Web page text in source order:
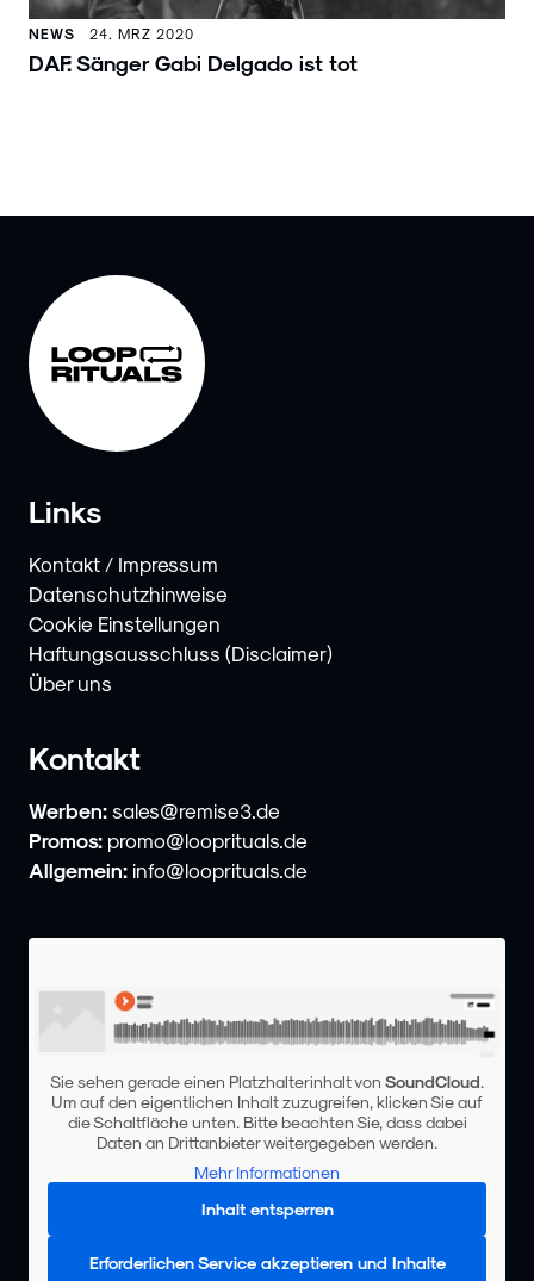
NEWS 24. MRZ 2020
DAF: Sänger Gabi Delgado ist tot
Links
Kontakt / Impressum
Datenschutzhinweise
Cookie Einstellungen
Haftungsausschluss (Disclaimer)
Über uns
Kontakt
Werben: sales@remise3.de
Promos: promo@looprituals.de
Allgemein: info@looprituals.de
Sie sehen gerade einen Platzhalterinhalt von SoundCloud.
Um auf den eigentlichen Inhalt zuzugreifen, klicken Sie auf
die Schaltfläche unten. Bitte beachten Sie, dass dabei
Daten an Drittanbieter weitergegeben werden.
Mehr Informationen
Inhalt entsperren
Erforderlichen Service akzeptieren und Inhalte